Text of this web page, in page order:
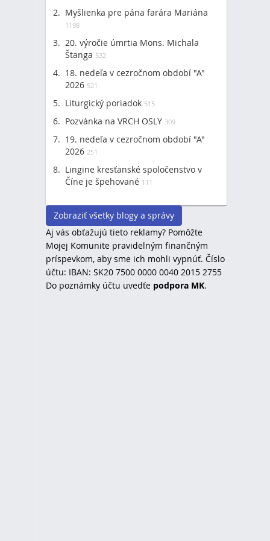
Myšlienka pre pána farára Mariána
1198
20. výročie úmrtia Mons. Michala
Štanga 532
18. nedeľa v cezročnom období "A"
2026 521
Liturgický poriadok 515
Pozvánka na VRCH OSLY 309
19. nedeľa v cezročnom období "A"
2026 251
Lingine kresťanské spoločenstvo v
Číne je špehované 111
Zobraziť všetky blogy a správy
Aj vás obťažujú tieto reklamy? Pomôžte
Mojej Komunite pravidelným finančným
príspevkom, aby sme ich mohli vypnúť. Číslo
účtu: IBAN: SK20 7500 0000 0040 2015 2755
Do poznámky účtu uvedťe podpora MK.